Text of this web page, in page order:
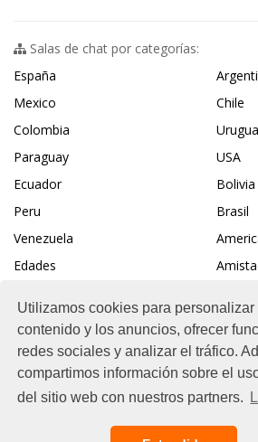
Utilizamos cookies para personalizar
contenido y los anuncios, ofrecer
redes sociales y analizar el tráfico.
compartimos información sobre el
del sitio web con nuestros partners.
Salas de chat por categorías:
España
Mexico
Chile
Colombia
Paraguay
USA
Ecuador
Bolivia
Peru
Brasil
Venezuela
Edades
Negocios
Ciencia
Idiomas
Mundo